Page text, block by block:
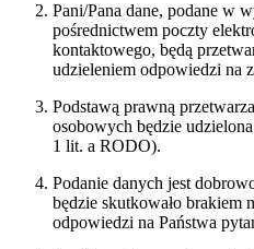
Pani/Pana dane, podane w
pośrednictwem poczty
kontaktowego, będą
udzieleniem odpowiedzi na
Podstawą prawną
osobowych będzie
1 lit. a RODO).
Podanie danych jest
będzie skutkowało brakiem
odpowiedzi na Państwa